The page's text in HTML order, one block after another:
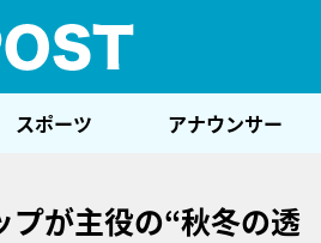
スポーツ アナウンサー
が主役の“秋冬の透